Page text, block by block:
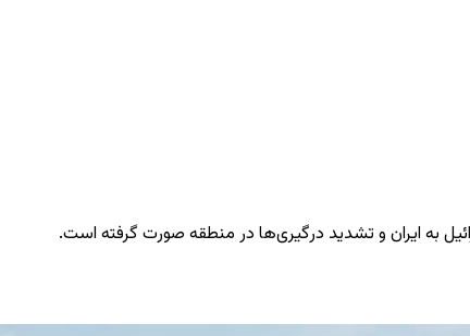
به ایران و تشدید درگیری‌ها در منطقه صورت گرفته است.